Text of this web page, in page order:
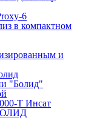
6
в компактном
и
"Болид"
Т Инсат